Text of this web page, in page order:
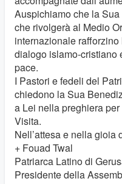
Auspichiamo che la
che rivolgerà al Medio
internazionale
dialogo islamo-cristiano
pace.
I Pastori e fedeli del
chiedono la Sua
a Lei nella preghiera
Visita.
Nell’attesa e nella gioia
+ Fouad Twal
Patriarca Latino di
Presidente della